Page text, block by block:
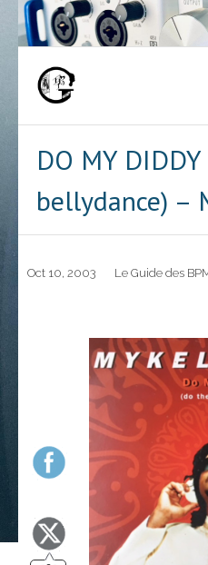
Skip
to
DO MY
bellydance) –
Oct 10, 2003 Le Guide des
323